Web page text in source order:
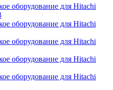
оборудование для Hitachi
оборудование для Hitachi
оборудование для Hitachi
оборудование для Hitachi
оборудование для Hitachi